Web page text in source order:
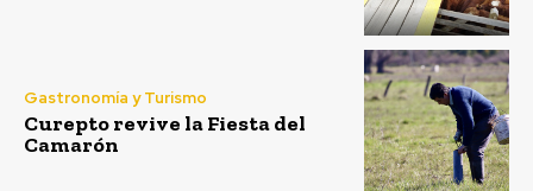
Gastronomía y Turismo
Curepto revive la Fiesta del
Camarón